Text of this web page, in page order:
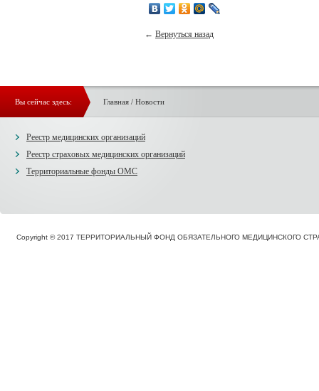
← Вернуться назад
Вы сейчас здесь: Главная/ Новости
Реестр медицинских организаций
Реестр страховых медицинских организаций
Территориальные фонды ОМС
Copyright © 2017 ТЕРРИТОРИАЛЬНЫЙ ФОНД ОБЯЗАТЕЛЬНОГО МЕДИЦИНСКОГО